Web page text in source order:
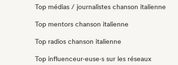
Top médias / journalistes chanson italienne
Top mentors chanson italienne
Top radios chanson italienne
Top influenceur·euse·s sur les réseaux